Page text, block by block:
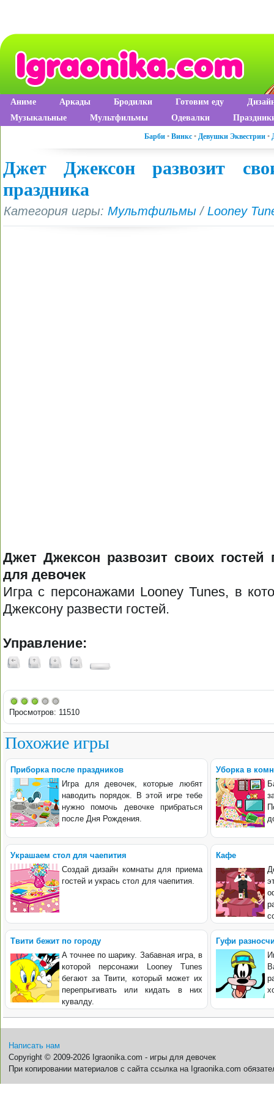
Аниме Аркады Бродилки Готовим еду
Музыкальные
Мультфильмы Одевалки
Барби •Винкс •Девушки Эквестрии •
Джет Джексон развозит
праздника
Категория игры: Мультфильмы / Looney
Джет Джексон развозит своих гостей
для девочек
Игра с персонажами Looney Tunes, в
Джексону развести гостей.
Управление:
Просмотров: 11510
Похожие игры
Приборка после праздников
Игра для девочек, которые любят
наводить порядок. В этой игре тебе
нужно помочь девочке прибраться
после Дня Рождения.
Уборка в
Украшаем стол для чаепития
Создай дизайн комнаты для приема
гостей и укрась стол для чаепития.
Кафе
Твити бежит по городу
А точнее по шарику. Забавная игра, в
которой персонажи Looney Tunes
бегают за Твити, который может их
перепрыгивать или кидать в них
кувалду.
Гуфи
Написать нам
Copyright © 2009-2026 Igraonika.com - игры для девочек
При копировании материалов с сайта ссылка на Igraonika.com